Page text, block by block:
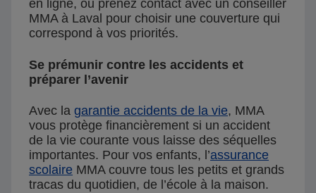
en ligne, ou prenez contact avec un conseiller
MMA à Laval pour choisir une couverture qui
correspond à vos priorités.
Se prémunir contre les accidents et
préparer l’avenir
Avec la garantie accidents de la vie, MMA
vous protège financièrement si un accident
de la vie courante vous laisse des séquelles
importantes. Pour vos enfants, l’assurance
scolaire MMA couvre tous les petits et grands
tracas du quotidien, de l’école à la maison.